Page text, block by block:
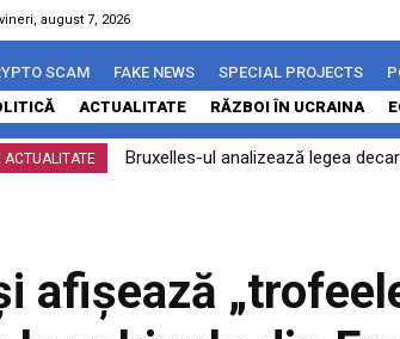
vineri, august 7, 2026
SCAM FAKE NEWS SPECIAL PROJECTS
ACTUALITATE RĂZBOI ÎN UCRAINA
ACTUALITATE
Bruxelles-ul analizează legea
ÎCCJ dă undă verde procesului:
afișează